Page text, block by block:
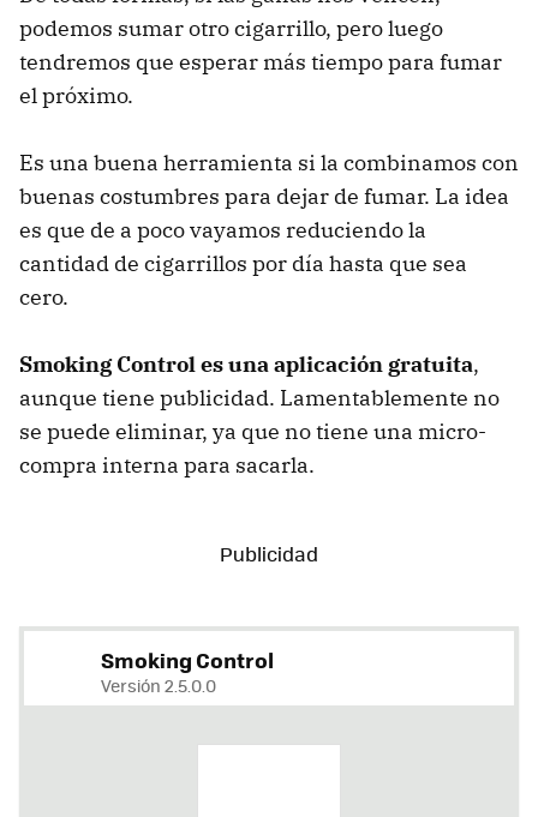
podemos sumar otro cigarrillo, pero luego
tendremos que esperar más tiempo para fumar
el próximo.
Es una buena herramienta si la combinamos con
buenas costumbres para dejar de fumar. La idea
es que de a poco vayamos reduciendo la
cantidad de cigarrillos por día hasta que sea
cero.
Smoking Control es una aplicación gratuita,
aunque tiene publicidad. Lamentablemente no
se puede eliminar, ya que no tiene una micro-
compra interna para sacarla.
Smoking Control
Versión 2.5.0.0